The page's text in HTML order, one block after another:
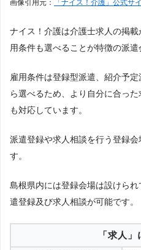
画像引用元： 「ナイス！介護」公式サ
ナイス！介護は介護士求人の掲
用条件も選べることが特徴の派遣
雇用条件は登録型派遣、紹介予
ら選べるため、より自分に合っ
も対応しています。
派遣登録や求人相談を行う登録
す。
島根県内には登録会場は設けら
遣登録及び求人相談が可能です。
「求人